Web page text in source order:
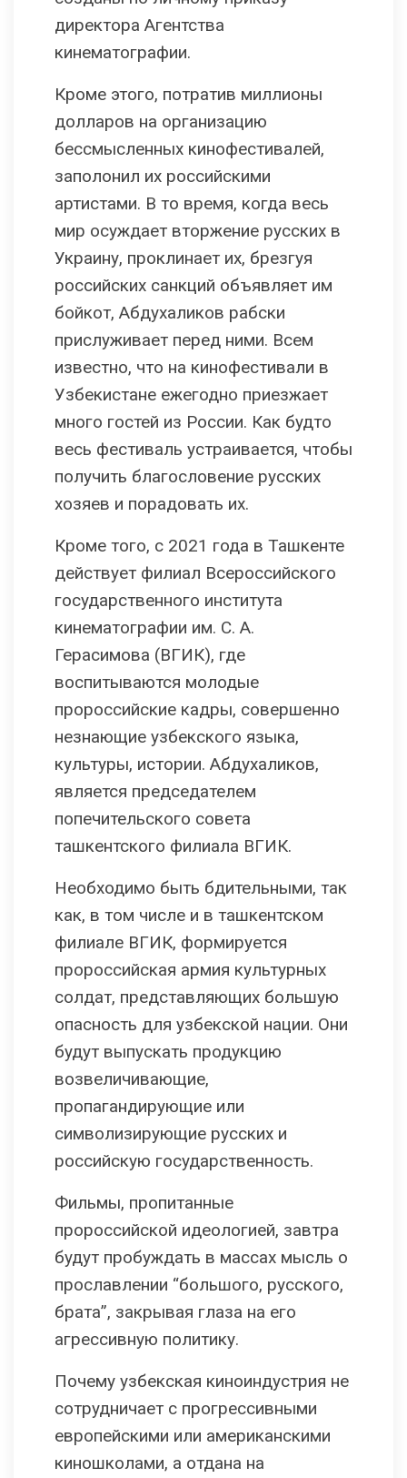
директора Агентства
кинематографии.
Кроме этого, потратив миллионы
долларов на организацию
бессмысленных кинофестивалей,
заполонил их российскими
артистами. В то время, когда весь
мир осуждает вторжение русских в
Украину, проклинает их, брезгуя
российских санкций объявляет им
бойкот, Абдухаликов рабски
прислуживает перед ними. Всем
известно, что на кинофестивали в
Узбекистане ежегодно приезжает
много гостей из России. Как будто
весь фестиваль устраивается, чтобы
получить благословение русских
хозяев и порадовать их.
Кроме того, с 2021 года в Ташкенте
действует филиал Всероссийского
государственного института
кинематографии им. С. А.
Герасимова (ВГИК), где
воспитываются молодые
пророссийские кадры, совершенно
незнающие узбекского языка,
культуры, истории. Абдухаликов,
является председателем
попечительского совета
ташкентского филиала ВГИК.
Необходимо быть бдительными, так
как, в том числе и в ташкентском
филиале ВГИК, формируется
пророссийская армия культурных
солдат, представляющих большую
опасность для узбекской нации. Они
будут выпускать продукцию
возвеличивающие,
пропагандирующие или
символизирующие русских и
российскую государственность.
Фильмы, пропитанные
пророссийской идеологией, завтра
будут пробуждать в массах мысль о
прославлении “большого, русского,
брата”, закрывая глаза на его
агрессивную политику.
Почему узбекская киноиндустрия не
сотрудничает с прогрессивными
европейскими или американскими
киношколами, а отдана на